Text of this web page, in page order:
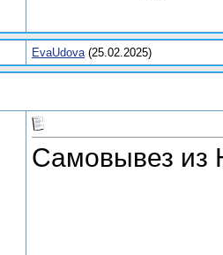
EvaUdova(25.02.2025)
Самовывез из